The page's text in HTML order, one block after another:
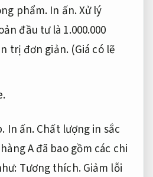
phẩm. In ấn.Xử lý
đầu tư là 1.000.000
trị đơn giản.(Giá có lẽ
In ấn.Chất lượng in sắc
A đã bao gồm các chi
Tương thích.Giảm lỗi